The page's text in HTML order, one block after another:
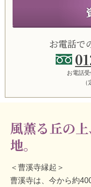
お電話で
お電話
風薫る丘の
地。
＜曹溪寺縁起＞
曹溪寺は、今から約